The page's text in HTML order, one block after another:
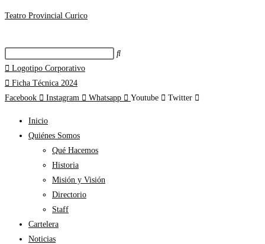
Teatro Provincial Curico
Logotipo Corporativo
Ficha Técnica 2024
Facebook
Instagram Whatsapp Youtube Twitter
Inicio
Quiénes Somos
Qué Hacemos
Historia
Misión y Visión
Directorio
Staff
Cartelera
Noticias